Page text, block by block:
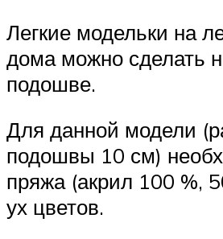
Легкие модельки на
дома можно сделать
подошве.
Для данной модели
подошвы 10 см)
пряжа (акрил 100 %,
ух цветов.